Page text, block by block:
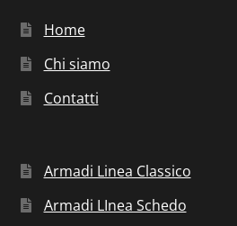
Home
Chi siamo
Contatti
Armadi Linea Classico
Armadi LInea Schedo